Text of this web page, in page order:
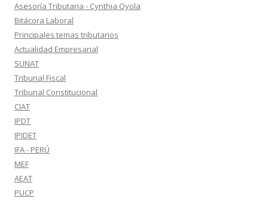
Asesoría Tributaria - Cynthia Oyola
Bitácora Laboral
Principales temas tributarios
Actualidad Empresarial
SUNAT
Tribunal Fiscal
Tribunal Constitucional
CIAT
IPDT
IPIDET
IFA - PERÚ
MEF
AEAT
PUCP